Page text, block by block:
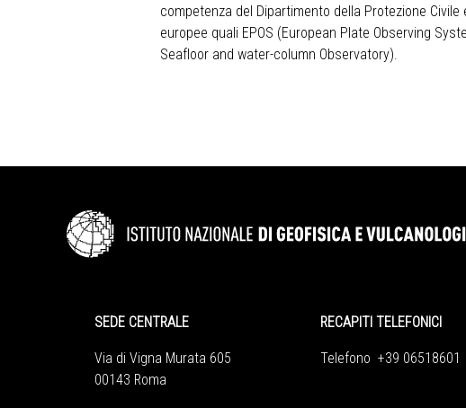
competenza del Dipartimento della Protezione
europee quali EPOS (European Plate Observing
Seafloor and water-column Observatory).
SEDE CENTRALE
Via di Vigna Murata 605
00143 Roma
RECAPITI TELEFONICI
Telefono +39 06518601